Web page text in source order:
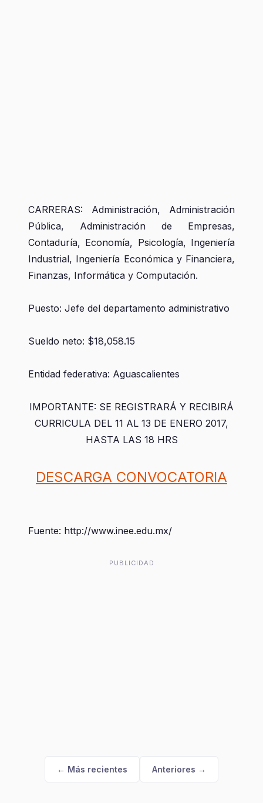
CARRERAS: Administración, Administración
Pública, Administración de Empresas,
Contaduría, Economía, Psicología, Ingeniería
Industrial, Ingeniería Económica y Financiera,
Finanzas, Informática y Computación.
Puesto: Jefe del departamento administrativo
Sueldo neto: $18,058.15
Entidad federativa: Aguascalientes
IMPORTANTE: SE REGISTRARÁ Y RECIBIRÁ
CURRICULA DEL 11 AL 13 DE ENERO 2017,
HASTA LAS 18 HRS
DESCARGA CONVOCATORIA
Fuente: http://www.inee.edu.mx/
PUBLICIDAD
← Más recientes Anteriores →